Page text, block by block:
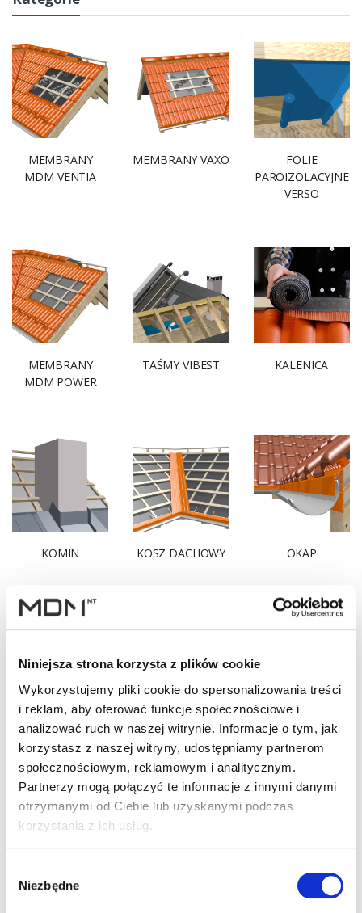
Niniejsza strona korzysta z plików cookie
Wykorzystujemy pliki cookie do spersonalizowania treści
i reklam, aby oferować funkcje społecznościowe i
analizować ruch w naszej witrynie. Informacje o tym, jak
korzystasz z naszej witryny, udostępniamy partnerom
społecznościowym, reklamowym i analitycznym.
Partnerzy mogą połączyć te informacje z innymi danymi
otrzymanymi od Ciebie lub uzyskanymi podczas
korzystania z ich usług.
zgody
Niezbędne
MEMBRANY
MDM VENTIA
MEMBRANY VAXO
FOLIE
PAROIZOLACYJNE
VERSO
MEMBRANY
MDM POWER
TAŚMY VIBEST KALENICA
KOMIN KOSZ DACHOWY OKAP
KLAMRY SPINKI KOMINKI VIRTUM
WYŁAZY
KOMUNIKACJA